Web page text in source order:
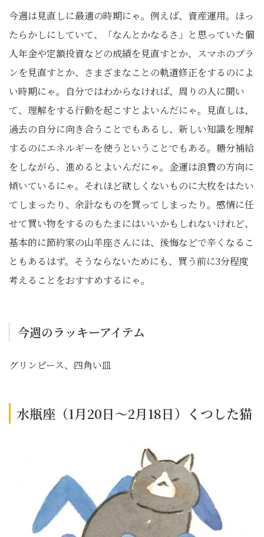
今週は見直しに最適の時期にゃ。例えば、資産運用。ほっ
たらかしにしていて、「なんとかなるさ」と思っていた個
人年金や定額投資などの成績を見直すとか、スマホのプラ
ンを見直すとか、さまざまなことの軌道修正をするのによ
い時期にゃ。自分ではわからなければ、周りの人に聞い
て、理解をする行動を起こすとよいんだにゃ。見直しは、
過去の自分に向き合うことでもあるし、新しい知識を理解
するのにエネルギーを使うということでもある。糖分補給
をしながら、進めるとよいんだにゃ。金運は浪費の方向に
傾いているにゃ。それほど欲しくないものに大枚をはたい
てしまったり、余計なものを買ってしまったり。感情に任
せて買い物をするのもたまにはいいかもしれないけれど、
基本的に節約家の山羊座さんには、後悔などで辛くなるこ
ともあるはず。そうならないためにも、買う前に3分程度
考えることをおすすめするにゃ。
今週のラッキーアイテム
グリンピース、四角い皿
水瓶座（1月20日～2月18日）くつした猫